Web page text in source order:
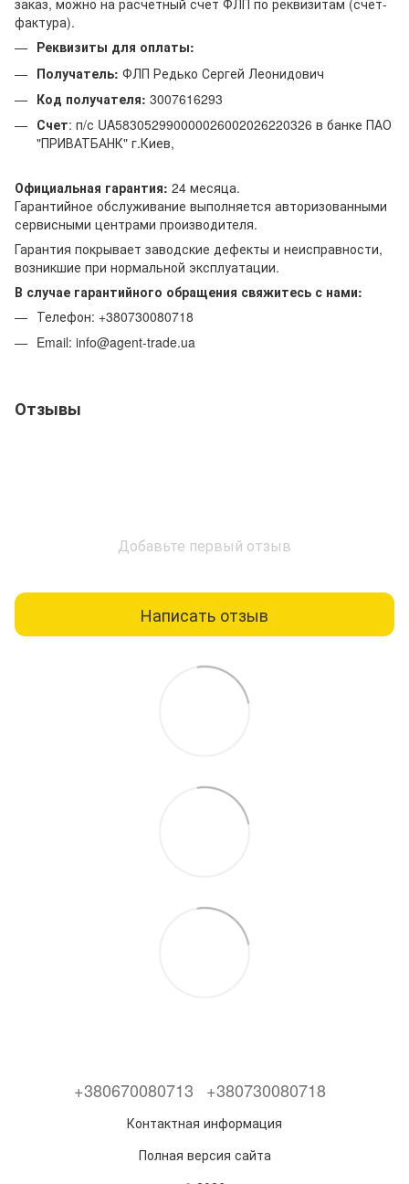
заказ, можно на расчетный счет ФЛП по реквизитам (счет-
фактура).
Реквизиты для оплаты:
Получатель: ФЛП Редько Сергей Леонидович
Код получателя: 3007616293
Счет: п/с UA583052990000026002026220326 в банке ПАО
"ПРИВАТБАНК" г.Киев,
Официальная гарантия: 24 месяца.
Гарантийное обслуживание выполняется авторизованными
сервисными центрами производителя.
Гарантия покрывает заводские дефекты и неисправности,
возникшие при нормальной эксплуатации.
В случае гарантийного обращения свяжитесь с нами:
Телефон: +380730080718
Email: info@agent-trade.ua
Отзывы
Добавьте первый отзыв
Написать отзыв
+380670080713 +380730080718
Контактная информация
Полная версия сайта